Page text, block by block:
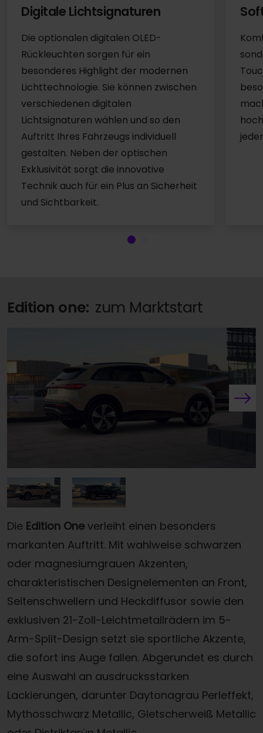
Digitale Lichtsignaturen
Die optionalen digitalen OLED-
Rückleuchten sorgen für ein
besonderes Highlight der modernen
Lichttechnologie. Sie können zwischen
verschiedenen digitalen
Lichtsignaturen wählen und so den
Auftritt Ihres Fahrzeugs individuell
gestalten. Neben der optischen
Exklusivität sorgt die innovative
Technik auch für ein Plus an Sicherheit
und Sichtbarkeit.
Edition one: zum Marktstart
Die Edition One verleiht einen besonders
markanten Auftritt. Mit wahlweise schwarzen
oder magnesiumgrauen Akzenten,
charakteristischen Designelementen an Front,
Seitenschwellern und Heckdiffusor sowie den
exklusiven 21-Zoll-Leichtmetallrädern im 5-
Arm-Split-Design setzt sie sportliche Akzente,
die sofort ins Auge fallen. Abgerundet es durch
eine Auswahl an ausdrucksstarken
Lackierungen, darunter Daytonagrau Perleffekt,
Mythosschwarz Metallic, Gletscherweiß Metallic